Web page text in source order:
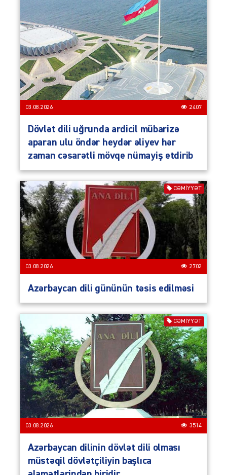
03.08.2026 2407
Dövlət dili uğrunda ardicil mübarizə
aparan ulu öndər heydər əliyev hər
zaman cəsarətli mövqe nümayiş etdirib
CƏMIYYƏT
03.08.2026 2702
Azərbaycan dili gününün təsis edilməsi
CƏMIYYƏT
03.08.2026 3514
Azərbaycan dilinin dövlət dili olması
müstəqil dövlətçiliyin başlıca